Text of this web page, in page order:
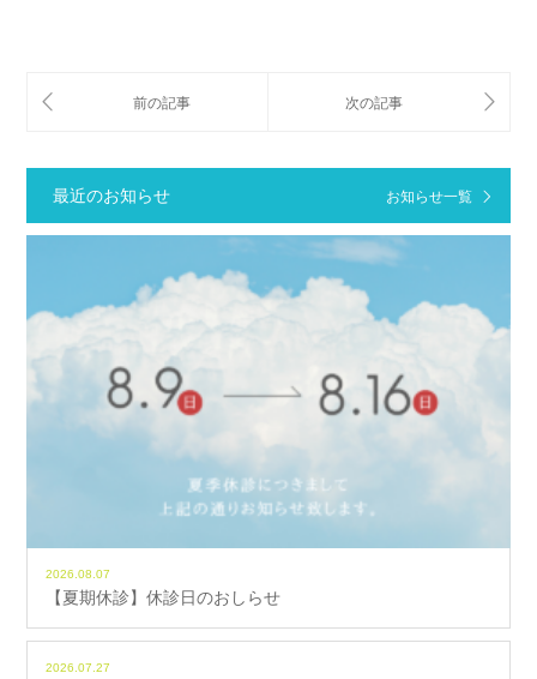
最近のお知らせ お知らせ一覧
2026.08.07
【夏期休診】休診日のおしらせ
2026.07.27